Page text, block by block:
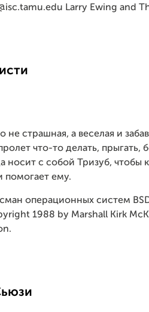
Larry Ewing and
не страшная, а веселая и
что-то делать, прыгать,
носит с собой Тризуб, чтобы
помогает ему.
операционных систем
1988 by Marshall Kirk